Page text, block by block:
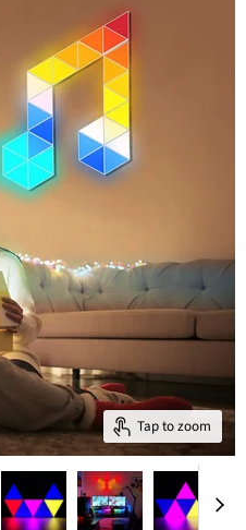
Tap to zoom